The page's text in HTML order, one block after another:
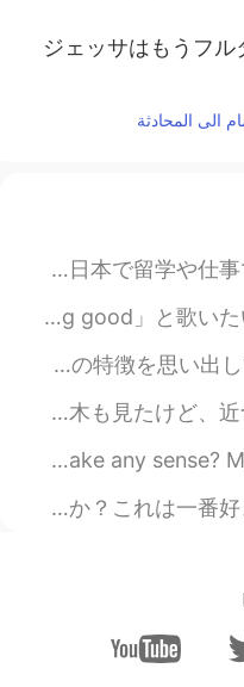
ジェッサはもうフル
機器は高価なので写
とお金を
大学 辞 をめな
大学を辞
プロの写真を撮るこ
中の
ど一日中の
去年、JLPTがキャンセルされたから希望者がたくさんいるそうですね。😅 私は受けよ
おはようございます！今日の朝空が美しい！ 「It's a new
家を掃除してました。掃除しながら、アレックサで「OPM(フィリピンの音楽」を聴
去年の春は日本に行きたかった。今年の春は、またできなかった。😿 ラスベガスに行っ
ニューヨークの太ってるリスがかわいいね！ 友達はリスの写
アッパくんのぬいぐるみが着いた！嬉しい！😭 最近、レポートを書きなが